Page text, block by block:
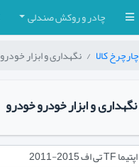
چادر و روکش صندلی
چارچرخ کالا نگهداری و ابزار خودرو
نگهداری و ابزار خودرو خودرو
اپتیما TF تی اف 2015-2011